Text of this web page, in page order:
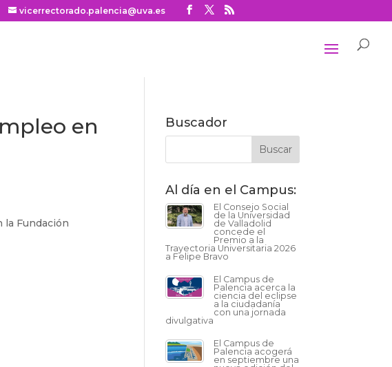
vicerrectorado.palencia@uva.es
en
la Fundación
Buscador
Al día en el Campus:
El Consejo Social
de la Universidad
de Valladolid
concede el
Premio a la
Trayectoria Universitaria 2026
a Felipe Bravo
El Campus de
Palencia acerca la
ciencia del eclipse
a la ciudadanía
con una jornada
divulgativa
El Campus de
Palencia acogerá
en septiembre una